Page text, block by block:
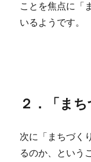
ことを焦点に「
いるようです。
２．「ま
次に「まちづく
るのか、という